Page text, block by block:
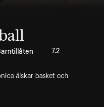
7.2
älskar basket och